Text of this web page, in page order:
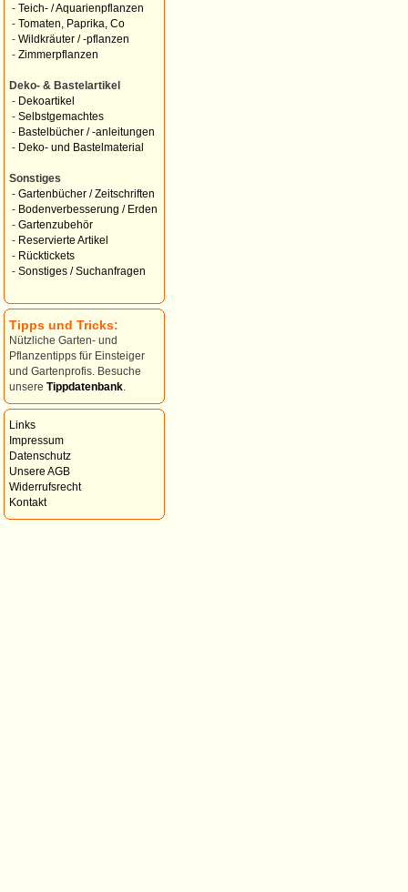
- Teich- / Aquarienpflanzen
- Tomaten, Paprika, Co
- Wildkräuter / -pflanzen
- Zimmerpflanzen
Deko- & Bastelartikel
- Dekoartikel
- Selbstgemachtes
- Bastelbücher / -anleitungen
- Deko- und Bastelmaterial
Sonstiges
- Gartenbücher / Zeitschriften
- Bodenverbesserung / Erden
- Gartenzubehör
- Reservierte Artikel
- Rücktickets
- Sonstiges / Suchanfragen
Tipps und Tricks:
Nützliche Garten- und
Pflanzentipps für Einsteiger
und Gartenprofis. Besuche
unsere Tippdatenbank
Links
Impressum
Datenschutz
Unsere AGB
Widerrufsrecht
Kontakt